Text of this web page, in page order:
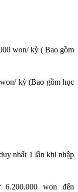
won/ kỳ ( Bao gồm
kỳ (Bao gồm học
nhất 1 lần khi nhập
won đến